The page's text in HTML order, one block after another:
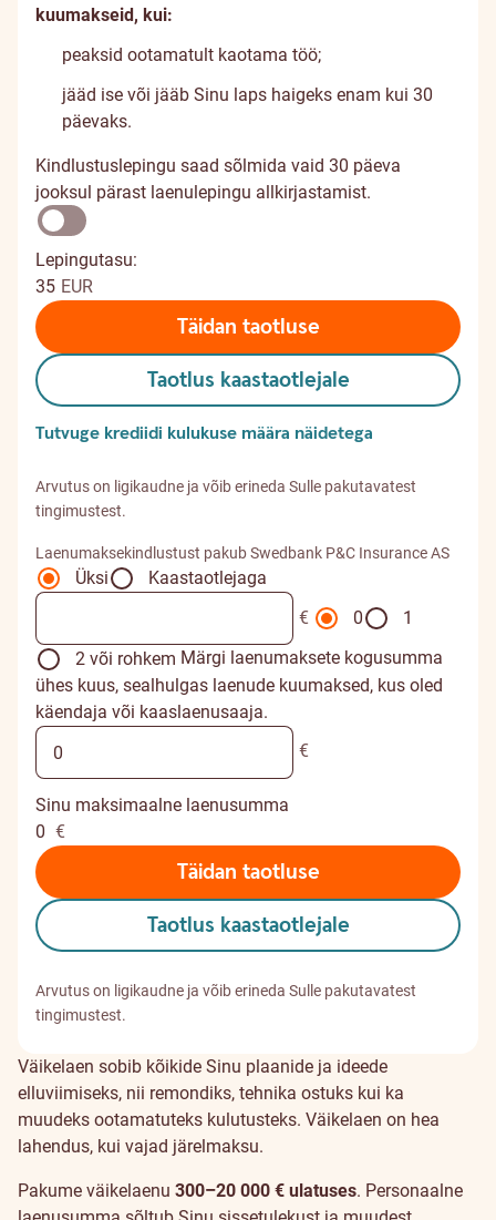
kuumakseid, kui:
peaksid ootamatult kaotama töö;
jääd ise või jääb Sinu laps haigeks enam kui 30
päevaks.
Kindlustuslepingu saad sõlmida vaid 30 päeva
jooksul pärast laenulepingu allkirjastamist.
Lepingutasu:
35 EUR
Täidan taotluse
Taotlus kaastaotlejale
Tutvuge krediidi kulukuse määra näidetega
Arvutus on ligikaudne ja võib erineda Sulle pakutavatest
tingimustest.
Laenumaksekindlustust pakub Swedbank P&C Insurance AS
Üksi
Kaastaotlejaga
€
0
1
2 või rohkem Märgi laenumaksete kogusumma
ühes kuus, sealhulgas laenude kuumaksed, kus oled
käendaja või kaaslaenusaaja.
€
Sinu maksimaalne laenusumma
0 €
Täidan taotluse
Taotlus kaastaotlejale
Arvutus on ligikaudne ja võib erineda Sulle pakutavatest
tingimustest.
Väikelaen sobib kõikide Sinu plaanide ja ideede
elluviimiseks, nii remondiks, tehnika ostuks kui ka
muudeks ootamatuteks kulutusteks. Väikelaen on hea
lahendus, kui vajad järelmaksu.
Pakume väikelaenu 300–20 000 € ulatuses. Personaalne